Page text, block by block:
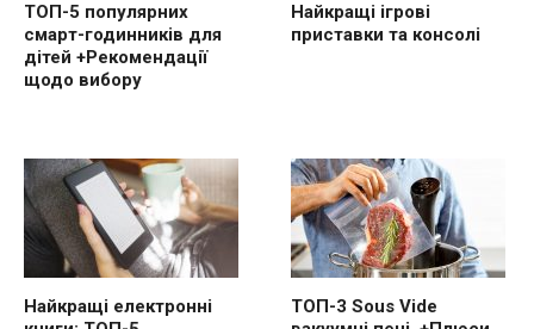
ТОП-5 популярних
смарт-годинників для
дітей +Рекомендації
щодо вибору
Найкращі ігрові
приставки та консолі
Найкращі електронні
ТОП-3 Sous Vide